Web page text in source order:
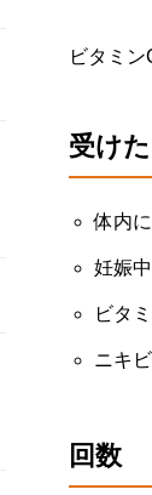
ビタミ
受け
体内
妊娠
ビタ
ニキ
回数